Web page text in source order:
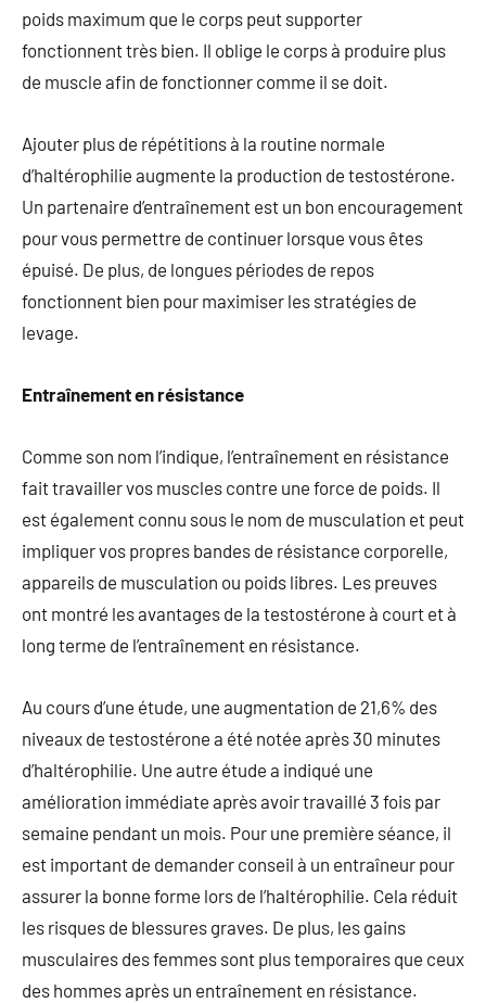
poids maximum que le corps peut supporter
fonctionnent très bien. Il oblige le corps à produire plus
de muscle afin de fonctionner comme il se doit.
Ajouter plus de répétitions à la routine normale
d’haltérophilie augmente la production de testostérone.
Un partenaire d’entraînement est un bon encouragement
pour vous permettre de continuer lorsque vous êtes
épuisé. De plus, de longues périodes de repos
fonctionnent bien pour maximiser les stratégies de
levage.
Entraînement en résistance
Comme son nom l’indique, l’entraînement en résistance
fait travailler vos muscles contre une force de poids. Il
est également connu sous le nom de musculation et peut
impliquer vos propres bandes de résistance corporelle,
appareils de musculation ou poids libres. Les preuves
ont montré les avantages de la testostérone à court et à
long terme de l’entraînement en résistance.
Au cours d’une étude, une augmentation de 21,6% des
niveaux de testostérone a été notée après 30 minutes
d’haltérophilie. Une autre étude a indiqué une
amélioration immédiate après avoir travaillé 3 fois par
semaine pendant un mois. Pour une première séance, il
est important de demander conseil à un entraîneur pour
assurer la bonne forme lors de l’haltérophilie. Cela réduit
les risques de blessures graves. De plus, les gains
musculaires des femmes sont plus temporaires que ceux
des hommes après un entraînement en résistance.